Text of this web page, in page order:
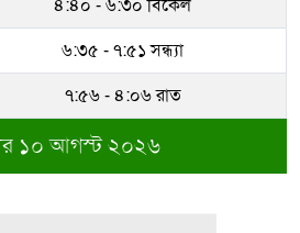
৪:৪০ - ৬:৩০ বিকেল
৬:৩৫ - ৭:৫১ সন্ধ্যা
৭:৫৬ - ৪:০৬ রাত
১০ আগস্ট ২০২৬